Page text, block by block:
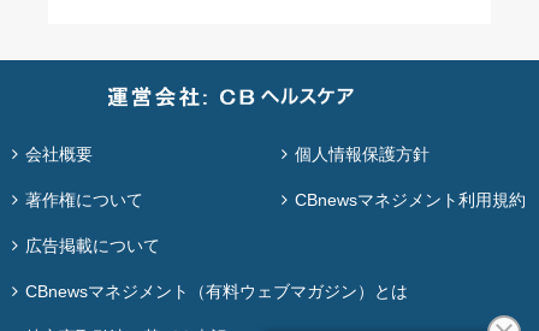
会社概要 個人情報保護方針
著作権について CBnewsマネジメント利用規約
広告掲載について
CBnewsマネジメント（有料ウェブマガジン）とは